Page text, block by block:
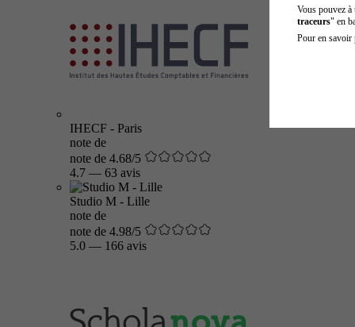
IHECF - Paris
note de
note de 4.68/5
4.7 — 63 avis
Studio M - Lille
note de
note de 4.98/5
5.0 — 166 avis
Vous pouvez
traceurs" en
Pour en